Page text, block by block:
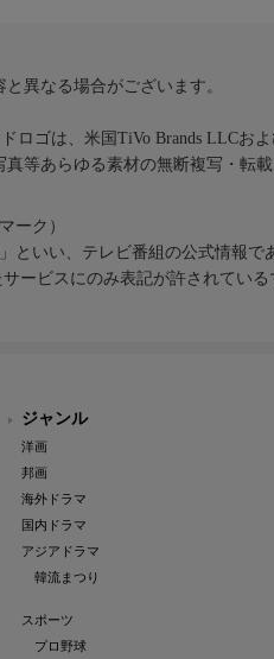
異なる場合がございます。
ロゴは、米国TiVo Brands LLCお
等あらゆる素材の無断複写・転載
ーク）
といい、テレビ番組の公式情報で
ービスにのみ表記が許されている
ジャンル
洋画
邦画
海外ドラマ
国内ドラマ
アジアドラマ
韓流まつり
スポーツ
プロ野球